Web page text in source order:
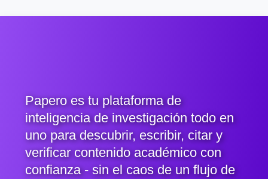
Papero es tu plataforma de
inteligencia de investigación todo en
uno para descubrir, escribir, citar y
verificar contenido académico con
confianza - sin el caos de un flujo de